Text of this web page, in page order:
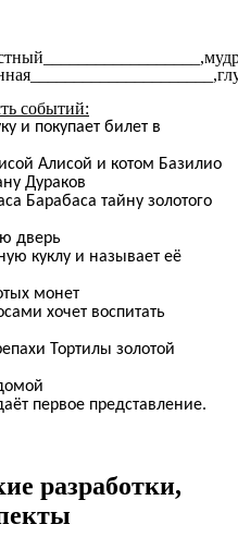
событий:
и покупает билет в
Алисой и котом Базилио
Дураков
Барабаса тайну золотого
дверь
куклу и называет её
монет
хочет воспитать
Тортилы золотой
первое представление.
разработки,